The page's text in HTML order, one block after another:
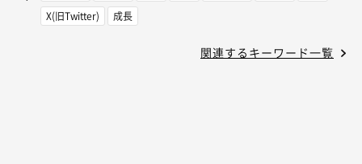
X(旧Twitter)
成長
関連するキーワード一覧